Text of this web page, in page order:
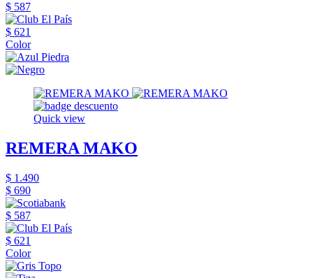
$ 587
$ 621
Color
Quick view
REMERA MAKO
$ 1.490
$ 690
$ 587
$ 621
Color